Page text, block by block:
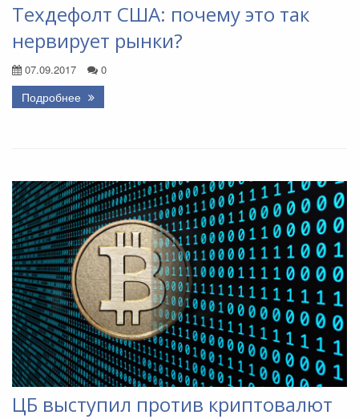
Техдефолт США: почему это так
нервирует рынки?
07.09.2017 0
Подробнее
ЦБ выступил против криптовалют